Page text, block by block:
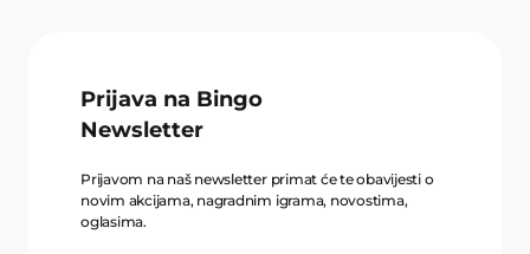
Prijava na Bingo
Newsletter
Prijavom na naš newsletter primat će te obavijesti o
novim akcijama, nagradnim igrama, novostima,
oglasima.